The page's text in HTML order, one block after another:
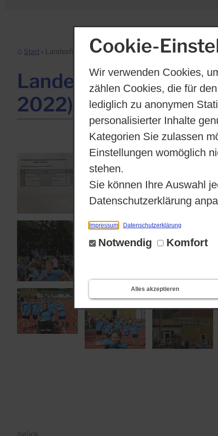
Cookie-
Wir verwenden Cookies,
zählen Cookies, die für
lediglich zu anonymen
personalisierter Inhalte
Kategorien Sie zulassen
Einstellungen womöglich
stehen.
Sie können Ihre Auswahl
Datenschutzerklärung
Impressum Datenschutzerklärung
Notwendig Komfort
Alles akzeptieren
Start
Landesfinale
2022)